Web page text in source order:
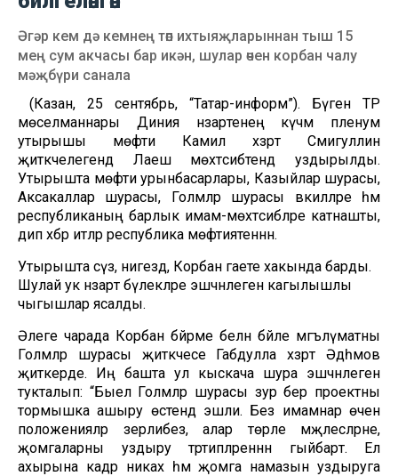
Әгәр кем дә кемнең төп ихтыяҗларыннан тыш 15
мең сум акчасы бар икән, шулар өчен корбан чалу
мәҗбүри санала
(Казан, 25 сентябрь, “Татар-информ”). Бүген ТР
мөселманнары Диния нәзарәтенең күчмә пленум
утырышы мөфти Камил хәзрәт Сәмигуллин
җитәкчелегендә Лаеш мөхтәсибәтендә уздырылды.
Утырышта мөфти урынбасарлары, Казыйлар шурасы,
Аксакаллар шурасы, Голәмәләр шурасы вәкилләре һәм
республиканың барлык имам-мөхтәсибләре катнашты,
дип хәбәр итәләр республика мөфтиятеннән.
Утырышта сүз, нигездә, Корбан гаете хакында барды.
Шулай ук нәзарәт бүлекләре эшчәнлегенә кагылышлы
чыгышлар ясалды.
Әлеге чарада Корбан бәйрәме белән бәйле мәгълүматны
Голәмәләр шурасы җитәкчесе Габдулла хәзрәт Әдһәмов
җиткерде. Иң башта ул кыскача шура эшчәнлегенә
тукталып: “Быел Голәмәләр шурасы зур бер проектны
тормышка ашыру өстендә эшли. Без имамнар өчен
положенияләр әзерлибез, алар төрле мәҗлесләрне,
җомгаларны уздыру тәртипләреннән гыйбарәт. Ел
ахырына кадәр никах һәм җомга намазын уздыруга